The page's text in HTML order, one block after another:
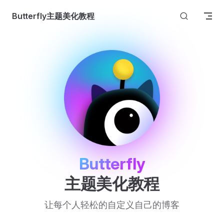
Skip to content
Butterfly主题美化教程
Butterfly
主题美化教程
让每个人轻松的自定义自己的博客